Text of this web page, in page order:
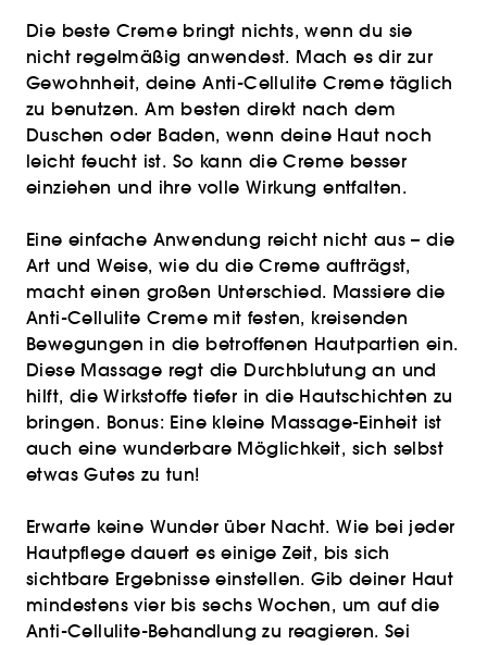
Die beste Creme bringt nichts, wenn du sie
nicht regelmäßig anwendest. Mach es dir zur
Gewohnheit, deine Anti-Cellulite Creme täglich
zu benutzen. Am besten direkt nach dem
Duschen oder Baden, wenn deine Haut noch
leicht feucht ist. So kann die Creme besser
einziehen und ihre volle Wirkung entfalten.
Eine einfache Anwendung reicht nicht aus – die
Art und Weise, wie du die Creme aufträgst,
macht einen großen Unterschied. Massiere die
Anti-Cellulite Creme mit festen, kreisenden
Bewegungen in die betroffenen Hautpartien ein.
Diese Massage regt die Durchblutung an und
hilft, die Wirkstoffe tiefer in die Hautschichten zu
bringen. Bonus: Eine kleine Massage-Einheit ist
auch eine wunderbare Möglichkeit, sich selbst
etwas Gutes zu tun!
Erwarte keine Wunder über Nacht. Wie bei jeder
Hautpflege dauert es einige Zeit, bis sich
sichtbare Ergebnisse einstellen. Gib deiner Haut
mindestens vier bis sechs Wochen, um auf die
Anti-Cellulite-Behandlung zu reagieren. Sei